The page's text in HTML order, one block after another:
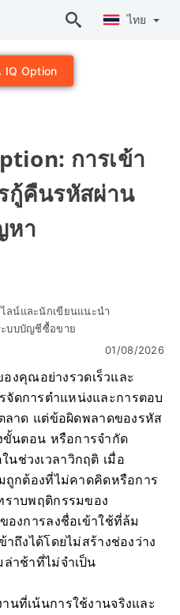
ไทย
IQ Option
การเข้า
กู้คืนรหัสผ่าน
หา
ลน์และนักเขียนแนะนำ
ะบบบัญชีซื้อขาย
01/08/2026
งคุณอย่างรวดเร็วและ
ดการตำแหน่งและการตอบ
ลาด แต่ข้อผิดพลาดของรหัส
นตอน หรือการจำกัด
ช่วงเวลาวิกฤติ เมื่อ
ถูกต้องที่ไม่คาดคิดหรือการ
าบพฤติกรรมของ
งการลงชื่อเข้าใช้ที่ล้ม
ถึงได้โดยไม่สร้างช่องว่าง
าช้าที่ไม่จำเป็น
นที่เน้นการใช้งานจริงและ